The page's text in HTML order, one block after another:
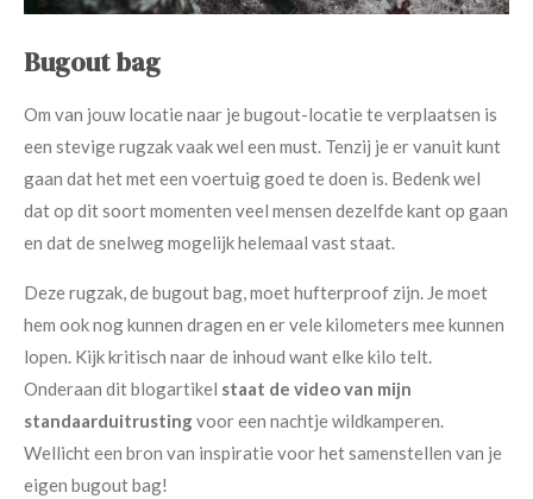
Bugout bag
Om van jouw locatie naar je bugout-locatie te verplaatsen is
een stevige rugzak vaak wel een must. Tenzij je er vanuit kunt
gaan dat het met een voertuig goed te doen is. Bedenk wel
dat op dit soort momenten veel mensen dezelfde kant op gaan
en dat de snelweg mogelijk helemaal vast staat.
Deze rugzak, de bugout bag, moet hufterproof zijn. Je moet
hem ook nog kunnen dragen en er vele kilometers mee kunnen
lopen. Kijk kritisch naar de inhoud want elke kilo telt.
Onderaan dit blogartikel staat de video van mijn
standaarduitrustingvoor een nachtje wildkamperen.
Wellicht een bron van inspiratie voor het samenstellen van je
eigen bugout bag!